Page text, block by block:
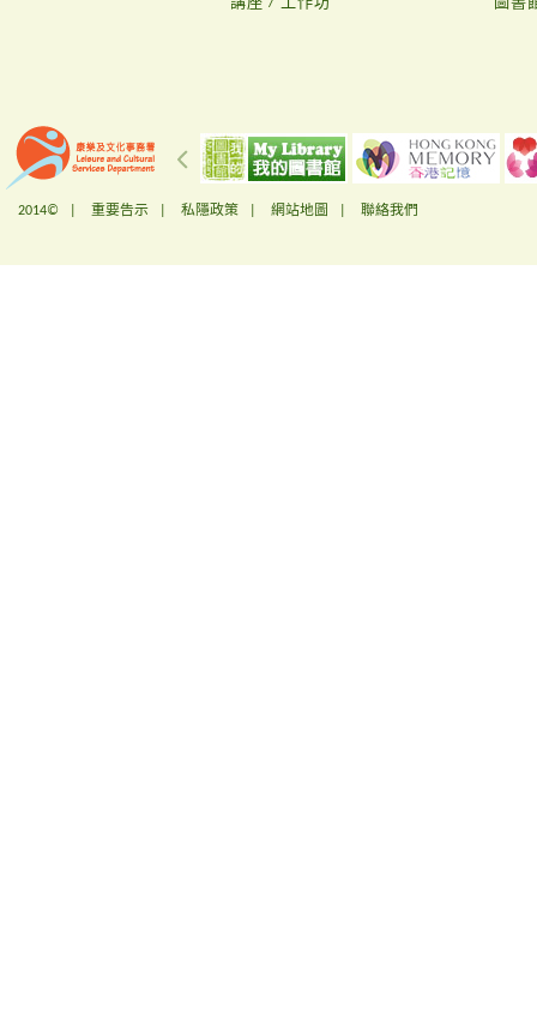
2014© | 重要告示 私隱政策 網站地圖 聯絡我們